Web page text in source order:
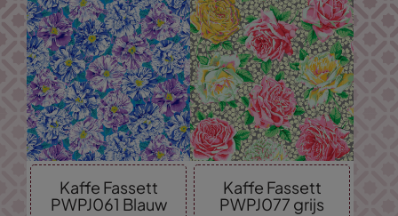
Kaffe Fassett
PWPJ061 Blauw
Kaffe Fassett
PWPJ077 grijs